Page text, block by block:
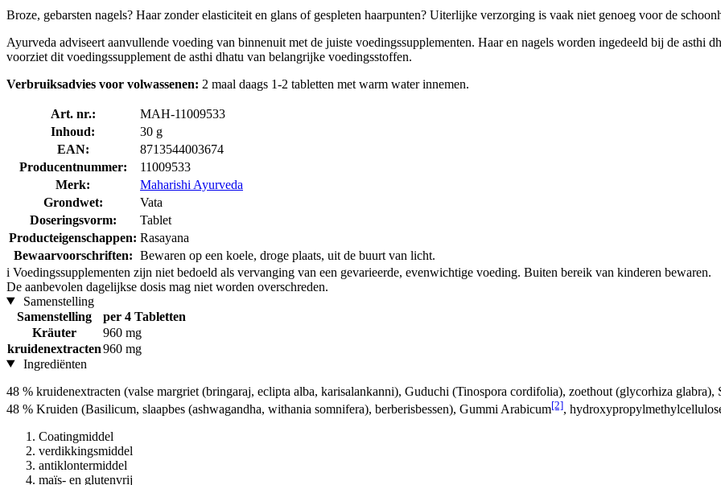
Broze, gebarsten nagels? Haar zonder elasticiteit en glans of gespleten haarpunten? Uiterlijke verzorging is vaak niet genoeg voor de
Ayurveda adviseert aanvullende voeding van binnenuit met de juiste voedingssupplementen. Haar en nagels worden ingedeeld bij de asthi
voorziet dit voedingssupplement de asthi dhatu van belangrijke voedingsstoffen.
Verbruiksadvies voor volwassenen: 2 maal daags 1-2 tabletten met warm water innemen.
Art. nr.:
MAH-11009533
Inhoud:
30 g
EAN:
8713544003674
Producentnummer:
11009533
Merk:
Maharishi Ayurveda
Grondwet:
Vata
Doseringsvorm:
Tablet
Producteigenschappen: Rasayana
Bewaarvoorschriften: Bewaren op een koele, droge plaats, uit de buurt van licht.
i Voedingssupplementen zijn niet bedoeld als vervanging van een gevarieerde, evenwichtige voeding. Buiten bereik van kinderen bewaren.
De aanbevolen dagelijkse dosis mag niet worden overschreden.
Samenstelling
Samenstelling
per 4 Tabletten
Kräuter
960 mg
kruidenextracten960 mg
Ingrediënten
48 % kruidenextracten (valse margriet (bringaraj, eclipta alba, karisalankanni), Guduchi (Tinospora cordifolia), zoethout (glycorhiza
48 % Kruiden (Basilicum, slaapbes (ashwagandha, withania somnifera), berberisbessen), Gummi Arabicum[2],
Coatingmiddel
verdikkingsmiddel
antiklontermiddel
maïs- en glutenvrij